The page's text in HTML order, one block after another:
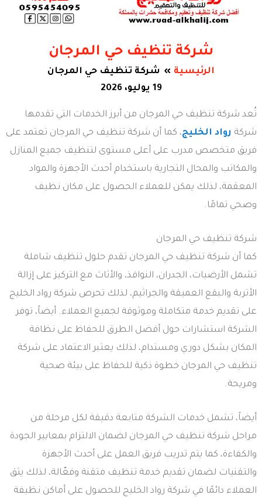
شركة تنظيف حي المرجان
الرئيسية
شركة تنظيف حي المرجان
19 يوليو، 2026
تُعد شركة تنظيف حي المرجان من أبرز الخدمات التي تقدمها
شركة رواد الخليج، كما أن شركة تنظيف حي المرجان تعتمد على
فريق متخصص مدرب على أعلى مستوى لتنظيف جميع المنازل
والمكاتب والمحال التجارية باستخدام أحدث الأجهزة والمواد
المعقمة، لذلك يمكن للعملاء الحصول على مكان نظيف
وصحي تمامًا.
شركة تنظيف حي المرجان
كما أن شركة تنظيف حي المرجان تقدم حلول تنظيف شاملة
تشمل الأرضيات، الجدران، النوافذ، والأثاث مع التركيز على إزالة
الأتربة والبقع العميقة والجراثيم، لذلك تحرص شركة رواد الخليج
على تقديم خدمة متكاملة وموثوقة لجميع العملاء. أيضاً، توفر
الشركة استشارات حول أفضل الطرق للحفاظ على نظافة
المكان بشكل دوري ومستدام، لذلك يعتبر الاعتماد على شركة
تنظيف حي المرجان خطوة ذكية للحفاظ على بيئة صحية
ومريحة.
أيضاً، تشمل خدمات الشركة متابعة دقيقة لكل مرحلة من
مراحل شركة تنظيف حي المرجان لضمان الالتزام بمعايير الجودة
والكفاءة، كما يتم تدريب فريق العمل على أحدث الأجهزة
والتقنيات لضمان تقديم خدمة تنظيف متقنة وفعّالة، لذلك يثق
العملاء دائمًا في شركة رواد الخليج للحصول على أماكن نظيفة